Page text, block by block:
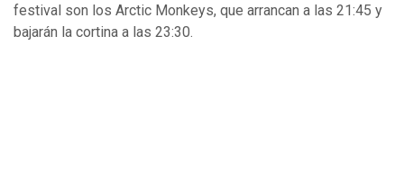
festival son los Arctic Monkeys, que arrancan a las 21:45 y
bajarán la cortina a las 23:30.